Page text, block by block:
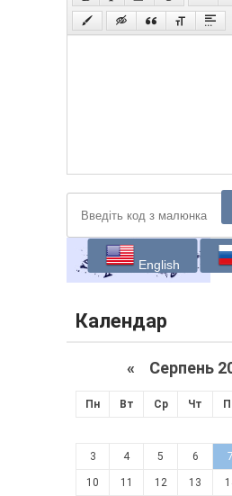
English
Календар
« Серпень
Пн Вт Ср Чт
3 4 5 6 7
10 11 12 13